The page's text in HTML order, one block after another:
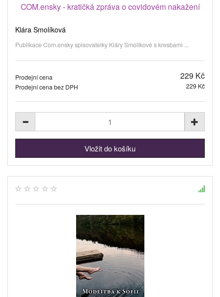
COM.ensky - kratičká zpráva o covidovém nakažení
Klára Smolíková
Publikace Com.ensky spisovatelky Kláry Smolíkové s kresbami ...
Prodejní cena 229 Kč
Prodejní cena bez DPH 229 Kč